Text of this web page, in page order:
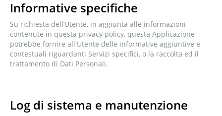
Informative specifiche
Su richiesta dell’Utente, in aggiunta alle informazioni
contenute in questa privacy policy, questa Applicazione
potrebbe fornire all'Utente delle informative aggiuntive e
contestuali riguardanti Servizi specifici, o la raccolta ed il
trattamento di Dati Personali.
Log di sistema e manutenzione